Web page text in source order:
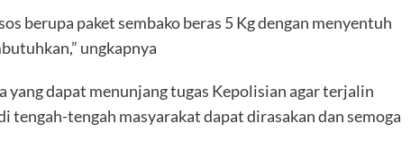
berupa paket sembako beras 5 Kg dengan menyentuh
ungkapnya
dapat menunjang tugas Kepolisian agar terjalin
tengah-tengah masyarakat dapat dirasakan dan semoga